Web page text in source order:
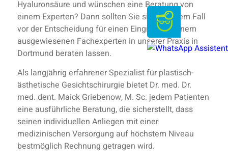
Hyaluronsäure und wünschen eine Beratung von
einem Experten? Dann sollten Sie sich in jedem Fall
vor der Entscheidung für einen Eingriff von einem
ausgewiesenen Fachexperten in unserer Praxis in
Dortmund beraten lassen.
Als langjährig erfahrener Spezialist für plastisch-
ästhetische Gesichtschirurgie bietet Dr. med. Dr.
med. dent. Maick Griebenow, M. Sc. jedem Patienten
eine ausführliche Beratung, die sicherstellt, dass
seinen individuellen Anliegen mit einer
medizinischen Versorgung auf höchstem Niveau
bestmöglich Rechnung getragen wird.